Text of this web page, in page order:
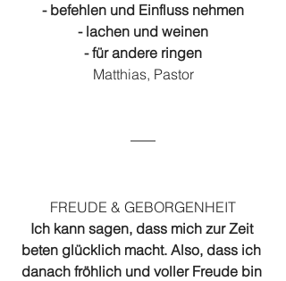
- befehlen und Einfluss nehmen
- lachen und weinen
- für andere ringen
Matthias, Pastor
FREUDE & GEBORGENHEIT
Ich kann sagen, dass mich zur Zeit
beten glücklich macht. Also, dass ich
danach fröhlich und voller Freude bin